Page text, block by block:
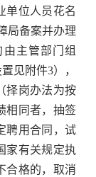
单位人员花名
局备案并办理
主管部门组
见附件3），
择岗办法为按
相同者，抽签
聘用合同，试
家有关规定执
合格的，取消